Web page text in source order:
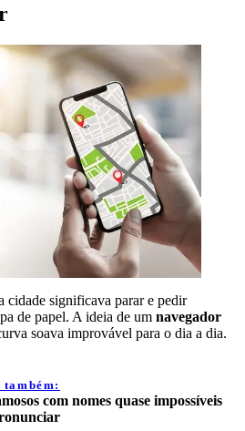
cidade significava parar e pedir
de papel. A ideia de um navegador
soava improvável para o dia a dia.
também:
com nomes quase impossíveis